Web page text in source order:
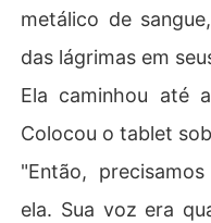
metálico de
das lágrimas em
Ela caminhou até
Colocou o tablet
"Então,
ela. Sua voz era